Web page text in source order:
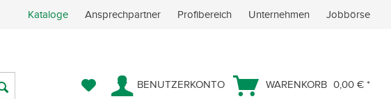
Kataloge Ansprechpartner Profibereich Unternehmen Jobbörse
BENUTZERKONTO WARENKORB 0,00 € *